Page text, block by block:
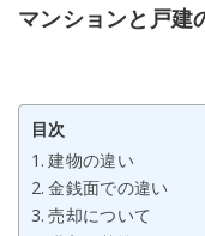
マンションと戸建
目次
建物の違い
金銭面での違い
売却について